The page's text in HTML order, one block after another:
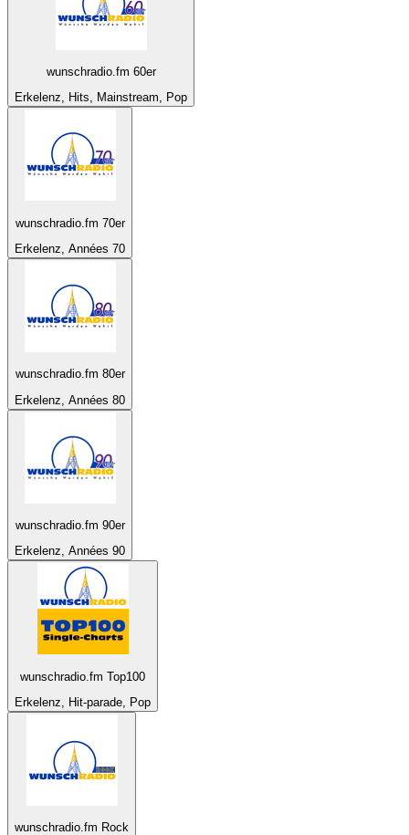
wunschradio.fm 60er
Erkelenz, Hits, Mainstream, Pop
wunschradio.fm 70er
Erkelenz, Années 70
wunschradio.fm 80er
Erkelenz, Années 80
wunschradio.fm 90er
Erkelenz, Années 90
wunschradio.fm Top100
Erkelenz, Hit-parade, Pop
wunschradio.fm Rock